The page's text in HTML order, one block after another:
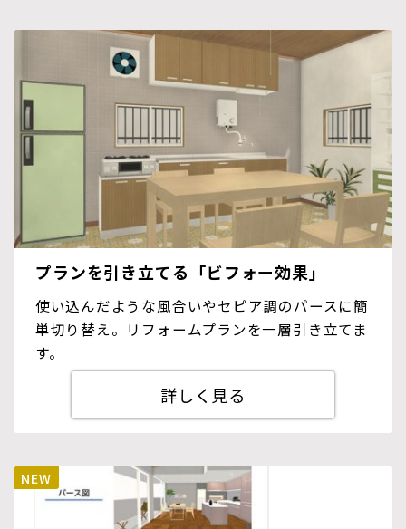
プランを引き立てる「ビフォー効果」
使い込んだような風合いやセピア調のパースに簡
単切り替え。リフォームプランを一層引き立てま
す。
詳しく見る